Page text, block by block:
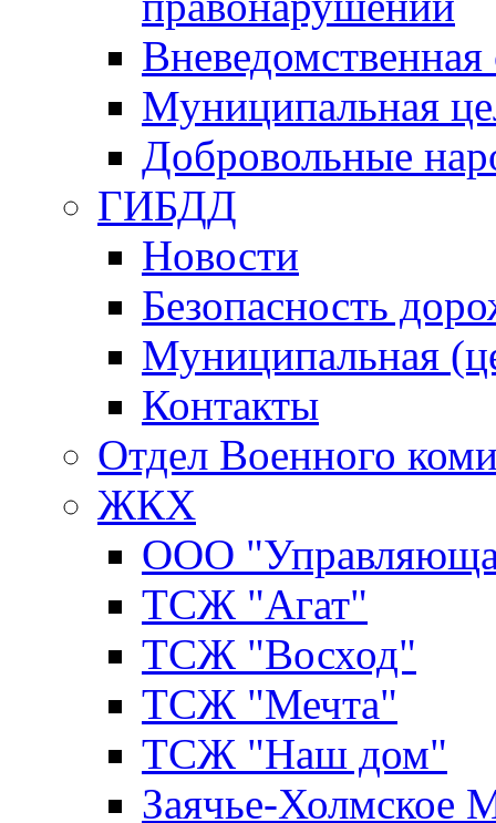
Вневедомственная
Муниципальная
Добровольные
ГИБДД
Новости
Безопасность
Муниципальная
Контакты
Отдел Военного
ЖКХ
ООО
ТСЖ "Агат"
ТСЖ "Восход"
ТСЖ "Мечта"
ТСЖ "Наш дом"
Заячье-